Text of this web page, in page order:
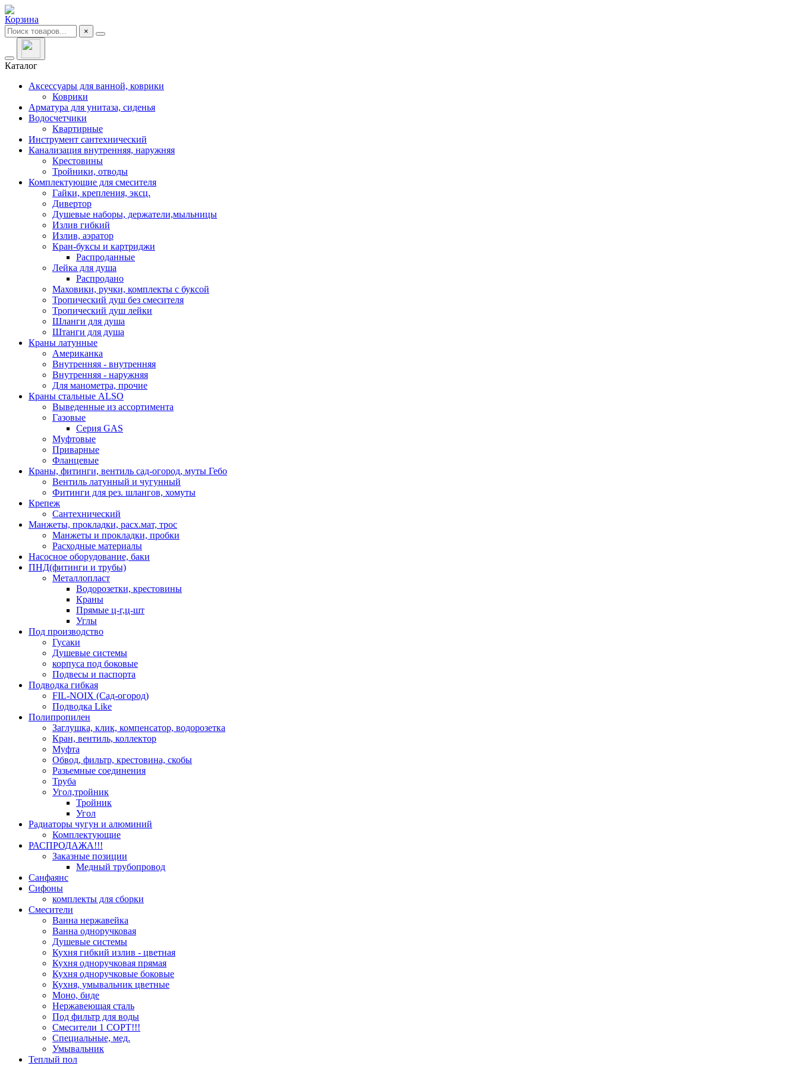
Корзина
×
Каталог
Аксессуары для ванной, коврики
Коврики
Арматура для унитаза, сиденья
Водосчетчики
Квартирные
Инструмент сантехнический
Канализация внутренняя, наружняя
Крестовины
Тройники, отводы
Комплектующие для смесителя
Гайки, крепления, эксц.
Дивертор
Душевые наборы, держатели,мыльницы
Излив гибкий
Излив, аэратор
Кран-буксы и картриджи
Распроданные
Лейка для душа
Распродано
Маховики, ручки, комплекты с буксой
Тропический душ без смесителя
Тропический душ лейки
Шланги для душа
Штанги для душа
Краны латунные
Американка
Внутренняя - внутренняя
Внутренняя - наружняя
Для манометра, прочие
Краны стальные ALSO
Выведенные из ассортимента
Газовые
Серия GAS
Муфтовые
Приварные
Фланцевые
Краны, фитинги, вентиль сад-огород, муты Гебо
Вентиль латунный и чугунный
Фитинги для рез. шлангов, хомуты
Крепеж
Сантехнический
Манжеты, прокладки, расх.мат, трос
Манжеты и прокладки, пробки
Расходные материалы
Насосное оборудование, баки
ПНД(фитинги и трубы)
Металлопласт
Водорозетки, крестовины
Краны
Прямые ц-г,ц-шт
Углы
Под производство
Гусаки
Душевые системы
корпуса под боковые
Подвесы и паспорта
Подводка гибкая
FIL-NOIX (Сад-огород)
Подводка Like
Полипропилен
Заглушка, клик, компенсатор, водорозетка
Кран, вентиль, коллектор
Муфта
Обвод, фильтр, крестовина, скобы
Разьемные соединения
Труба
Угол,тройник
Тройник
Угол
Радиаторы чугун и алюминий
Комплектующие
РАСПРОДАЖА!!!
Заказные позиции
Медный трубопровод
Санфаянс
Сифоны
комплекты для сборки
Смесители
Ванна нержавейка
Ванна одноручковая
Душевые системы
Кухня гибкий излив - цветная
Кухня одноручковая прямая
Кухня одноручковые боковые
Кухня, умывальник цветные
Моно, биде
Нержавеющая сталь
Под фильтр для воды
Смесители 1 СОРТ!!!
Специальные, мед.
Умывальник
Теплый пол